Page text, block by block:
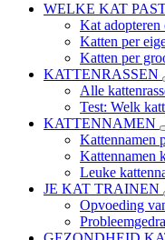
WELKE KAT
Kat adopteren
Katten per
Katten per
KATTENRASSEN
Alle
Test: Welk
KATTENNAMEN
Kattennamen
Kattennamen
Leuke
JE KAT TRAINEN
Opvoeding